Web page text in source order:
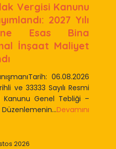
Vergisi Kanunu
2027 Yılı
Esas Bina
İnşaat Maliyet
06.08.2026
ve 33333 Sayılı Resmi
Kanunu Genel Tebliği –
Devamını
2026